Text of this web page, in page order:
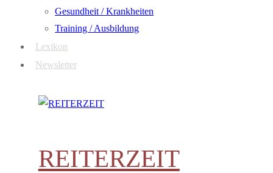
Gesundheit / Krankheiten
Training / Ausbildung
Lexikon
Newsletter
REITERZEIT